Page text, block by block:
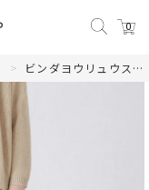
0
> ビンダヨウリュウスカート